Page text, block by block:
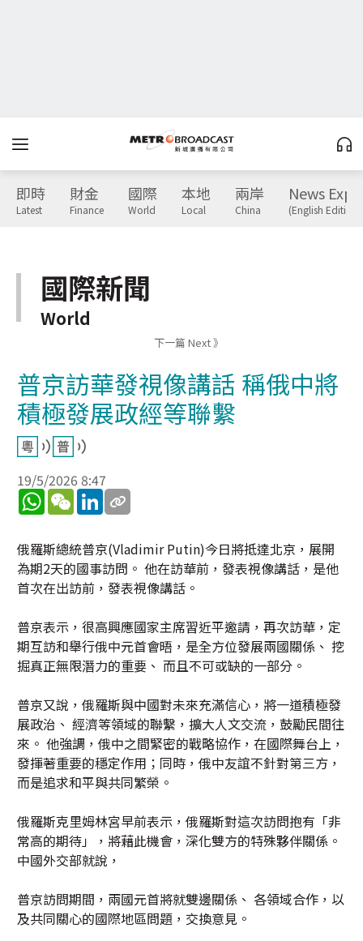
即時
Latest
財金
Finance
國際
World
本地
Local
兩岸
China
News
(English Edition)
國際新聞
World
下一篇 Next 》
普京訪華發視像講話 稱俄中將
積極發展政經等聯繫
19/5/2026 8:47
WhatsApp
WeChatLinkedIn
俄羅斯總統普京(Vladimir Putin)今日將抵達北京，展開
為期2天的國事訪問。 他在訪華前，發表視像講話，是他
首次在出訪前，發表視像講話。
普京表示，很高興應國家主席習近平邀請，再次訪華，定
期互訪和舉行俄中元首會晤，是全方位發展兩國關係、 挖
掘真正無限潛力的重要、 而且不可或缺的一部分。
普京又說，俄羅斯與中國對未來充滿信心，將一道積極發
展政治、 經濟等領域的聯繫，擴大人文交流，鼓勵民間往
來。 他強調，俄中之間緊密的戰略協作，在國際舞台上，
發揮著重要的穩定作用；同時，俄中友誼不針對第三方，
而是追求和平與共同繁榮。
俄羅斯克里姆林宮早前表示，俄羅斯對這次訪問抱有「非
常高的期待」，將藉此機會，深化雙方的特殊夥伴關係。
中國外交部就說，
普京訪問期間，兩國元首將就雙邊關係、 各領域合作，以
及共同關心的國際地區問題，交換意見。